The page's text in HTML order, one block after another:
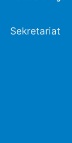
Sekretariat